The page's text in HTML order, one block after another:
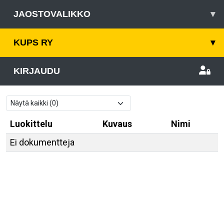
JAOSTOVALIKKO ▾
KUPS RY ▾
KIRJAUDU
Luokittelu Kuvaus
Nimi
Ei dokumentteja